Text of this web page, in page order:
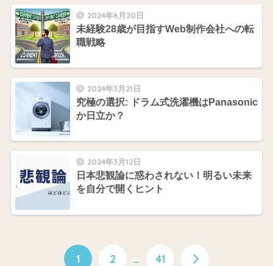
2024年6月20日
未経験28歳が目指すWeb制作会社への転
職戦略
2024年3月21日
究極の選択: ドラム式洗濯機はPanasonic
か日立か？
2024年3月12日
日本悲観論に惑わされない！明るい未来
を自分で開くヒント
1 2 … 41